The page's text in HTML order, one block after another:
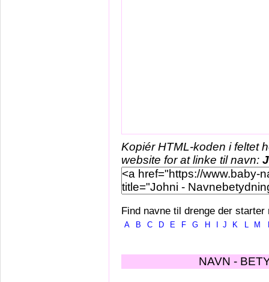
Kopiér HTML-koden i feltet
website for at linke til navn:
Find navne til drenge der starter
A B C D E F G H J K L M
NAVN -